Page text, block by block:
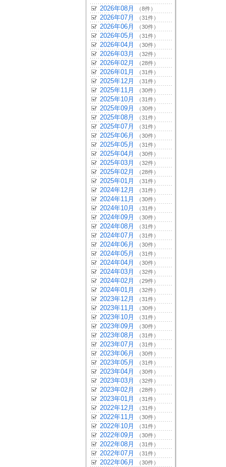
2026年08月 （8件）
2026年07月 （31件）
2026年06月 （30件）
2026年05月 （31件）
2026年04月 （30件）
2026年03月 （32件）
2026年02月 （28件）
2026年01月 （31件）
2025年12月 （31件）
2025年11月 （30件）
2025年10月 （31件）
2025年09月 （30件）
2025年08月 （31件）
2025年07月 （31件）
2025年06月 （30件）
2025年05月 （31件）
2025年04月 （30件）
2025年03月 （32件）
2025年02月 （28件）
2025年01月 （31件）
2024年12月 （31件）
2024年11月 （30件）
2024年10月 （31件）
2024年09月 （30件）
2024年08月 （31件）
2024年07月 （31件）
2024年06月 （30件）
2024年05月 （31件）
2024年04月 （30件）
2024年03月 （32件）
2024年02月 （29件）
2024年01月 （32件）
2023年12月 （31件）
2023年11月 （30件）
2023年10月 （31件）
2023年09月 （30件）
2023年08月 （31件）
2023年07月 （31件）
2023年06月 （30件）
2023年05月 （31件）
2023年04月 （30件）
2023年03月 （32件）
2023年02月 （28件）
2023年01月 （31件）
2022年12月 （31件）
2022年11月 （30件）
2022年10月 （31件）
2022年09月 （30件）
2022年08月 （31件）
2022年07月 （31件）
2022年06月 （30件）